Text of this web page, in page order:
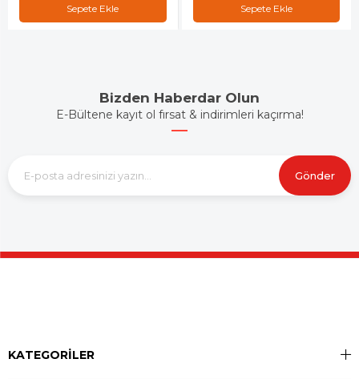
Sepete Ekle Sepete Ekle
Bizden Haberdar Olun
E-Bültene kayıt ol fırsat & indirimleri kaçırma!
Gönder
KATEGORİLER